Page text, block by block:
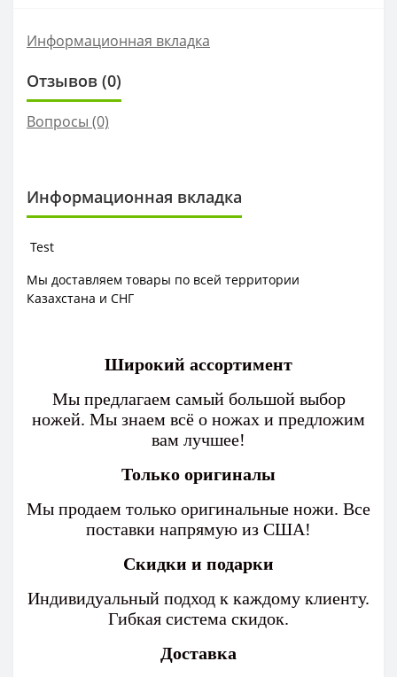
Информационная вкладка
Отзывов (0)
Вопросы (0)
Информационная вкладка
Test
Мы доставляем товары по всей территории
Казахстана и СНГ
Широкий ассортимент
Мы предлагаем самый большой выбор
ножей. Мы знаем всё о ножах и предложим
вам лучшее!
Только оригиналы
Мы продаем только оригинальные ножи. Все
поставки напрямую из США!
Скидки и подарки
Индивидуальный подход к каждому клиенту.
Гибкая система скидок.
Доставка